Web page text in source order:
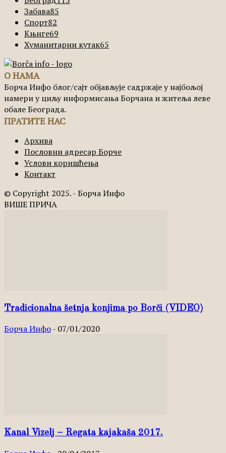
Забава85
Спорт82
Књиге69
Хуманитарни кутак65
О НАМА
Борча Инфо блог/сајт објављује садржаје у најбољој
намери у циљу информисања Борчана и житеља леве
обале Београда.
ПРАТИТЕ НАС
Архива
Пословни адресар Борче
Услови коришћења
Контакт
© Copyright 2025. - Борча Инфо
ВИШЕ ПРИЧА
Tradicionalna šetnja konjima po Borči (VIDEO)
Борча Инфо- 07/01/2020
Kanal Vizelj – Regata kajakaša 2017.